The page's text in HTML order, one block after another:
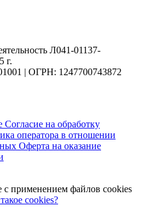
Л041-01137-
г.
| ОГРН: 1247700743872
Согласие на обработку
оператора в отношении
Оферта на оказание
с применением файлов cookies
cookies?